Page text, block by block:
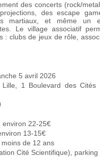
des concerts (rock/
des escape
martiaux, et même un
Le village associatif
: clubs de jeux de rôle,
5 avril 2026
1 Boulevard des Cités
environ 22-25€
13-15€
de 12 ans
Cité Scientifique), parking